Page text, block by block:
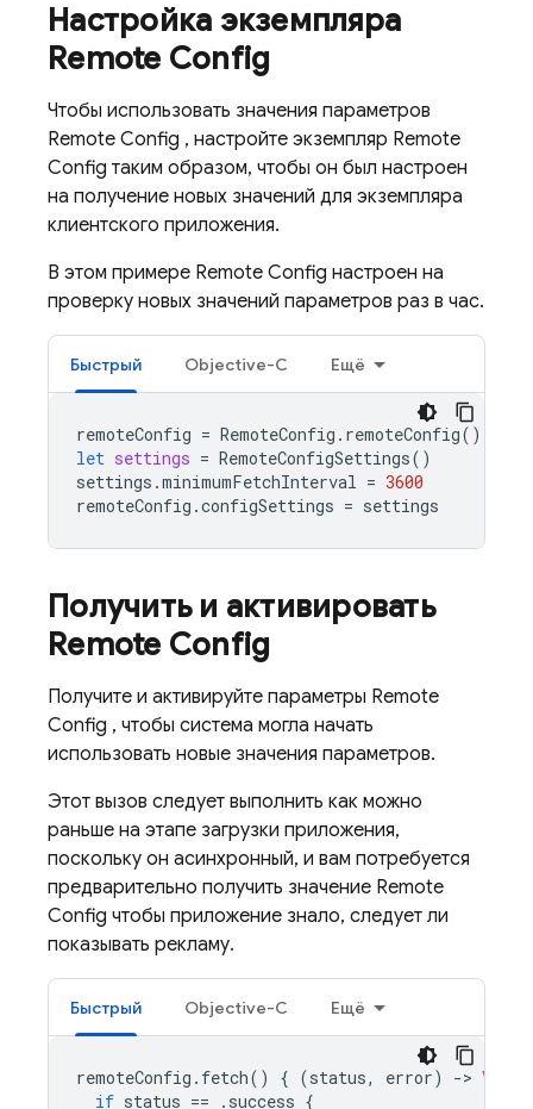
Настройка экземпляра
Remote Config
Чтобы использовать значения параметров
Remote Config , настройте экземпляр Remote
Config таким образом, чтобы он был настроен
на получение новых значений для экземпляра
клиентского приложения.
В этом примере Remote Config настроен на
проверку новых значений параметров раз в час.
Быстрый Objective-C Ещё
remoteConfig = RemoteConfig . remoteConfig()
let settings = RemoteConfigSettings()
settings .minimumFetchInterval = 3600
remoteConfig .configSettings = settings
Получить и активировать
Remote Config
Получите и активируйте параметры Remote
Config , чтобы система могла начать
использовать новые значения параметров.
Этот вызов следует выполнить как можно
раньше на этапе загрузки приложения,
поскольку он асинхронный, и вам потребуется
предварительно получить значение Remote
Config чтобы приложение знало, следует ли
показывать рекламу.
Быстрый Objective-C Ещё
remoteConfig . fetch() { (status, error) -> Void
if status == . success {